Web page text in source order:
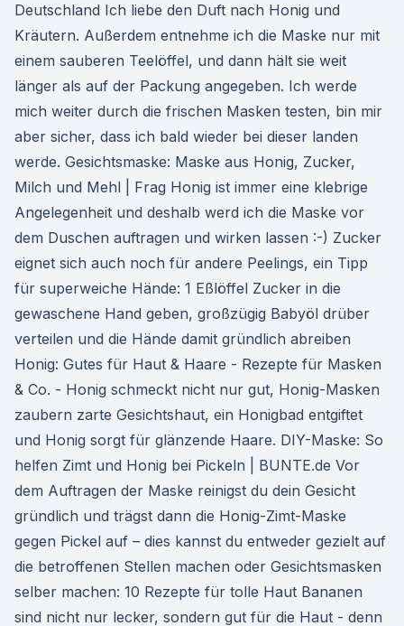
Deutschland Ich liebe den Duft nach Honig und
Kräutern. Außerdem entnehme ich die Maske nur mit
einem sauberen Teelöffel, und dann hält sie weit
länger als auf der Packung angegeben. Ich werde
mich weiter durch die frischen Masken testen, bin mir
aber sicher, dass ich bald wieder bei dieser landen
werde. Gesichtsmaske: Maske aus Honig, Zucker,
Milch und Mehl | Frag Honig ist immer eine klebrige
Angelegenheit und deshalb werd ich die Maske vor
dem Duschen auftragen und wirken lassen :-) Zucker
eignet sich auch noch für andere Peelings, ein Tipp
für superweiche Hände: 1 Eßlöffel Zucker in die
gewaschene Hand geben, großzügig Babyöl drüber
verteilen und die Hände damit gründlich abreiben
Honig: Gutes für Haut & Haare - Rezepte für Masken
& Co. - Honig schmeckt nicht nur gut, Honig-Masken
zaubern zarte Gesichtshaut, ein Honigbad entgiftet
und Honig sorgt für glänzende Haare. DIY-Maske: So
helfen Zimt und Honig bei Pickeln | BUNTE.de Vor
dem Auftragen der Maske reinigst du dein Gesicht
gründlich und trägst dann die Honig-Zimt-Maske
gegen Pickel auf – dies kannst du entweder gezielt auf
die betroffenen Stellen machen oder Gesichtsmasken
selber machen: 10 Rezepte für tolle Haut Bananen
sind nicht nur lecker, sondern gut für die Haut - denn